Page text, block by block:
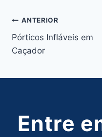
Navegação
de
ANTERIOR
Pórticos Infláveis em
Caçador
Entre